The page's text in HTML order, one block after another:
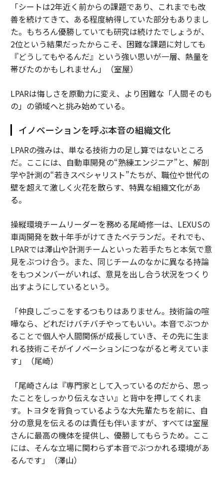
「シートは2年近く前からの課題であり、これまでも改
善を続けてきて、ある程度納得していた部分もありまし
た。もちろん優勝していても研究は続けたでしょうが、
2位という結果だったからこそ、困難な課題に対しても
『どうしてもやるんだ』という強い思いが一層、熱量を
帯びたのかもしれません」（室屋）
LPARは悔しさを原動力に変え、より困難な「人間そのも
の」の領域へと挑み始めている。
イノベーションを呼ぶ本音の組織文化
LPARの強みは、単なる技術力の足し算ではないところ
だ。ここには、自動車開発の“熟練エンジニア”と、解剖
学や計測の“若きスペシャリスト”たちが、職位や世代の
壁を超えて激しく火花を散らす、特異な組織文化があ
る。
操縦環境チームリーダーを務める尾崎修一は、LEXUSの
車両開発を数十年手がけてきたベテランだ。それでも、
LPARでは澤山や計測チームといった若手たちと本気で意
見をぶつけ合う。また、同じチームのなかに異なる持論
をもつメンバーがいれば、意見を出し合う状況をつくり
出すようにしているという。
「仲良しごっこをするつもりはありません。技術論の喧
嘩なら、どれだけバチバチやってもいい。本音でぶつか
ることで個人や人間関係が成長していき、その先に生ま
れる技術こそがイノベーションにつながると考えていま
す」（尾崎）
「尾崎さんは『専門家として入っているのだから、思っ
たことをしっかり伝えなさい』と背中を押してくれま
す。トヨタを背負っているような大先輩たちを前に、自
分の意見を伝えるのは責任も伴いますが、すべては室屋
さんに最高の機体を提供し、優勝してもらうため。ここ
には、そんな立場に関わらず本音でぶつかれる環境があ
るんです」（澤山）